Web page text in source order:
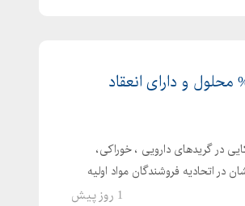
تانیک دارویی و آرایشی آرژانتینی 100% محلول و دارای انعقاد
در گریدهای دارویی ، خوراکی،
اتحادیه فروشندگان مواد اولیه
1 روز پیش